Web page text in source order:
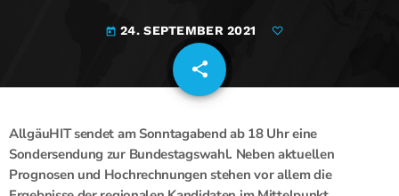
today 24. SEPTEMBER 2021
share
email
AllgäuHIT sendet am Sonntagabend ab 18 Uhr eine
Sondersendung zur Bundestagswahl. Neben aktuellen
Prognosen und Hochrechnungen stehen vor allem die